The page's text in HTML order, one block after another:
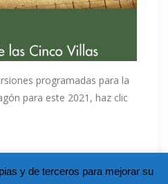
programadas para la
para este 2021, haz clic
y de terceros para mejorar su